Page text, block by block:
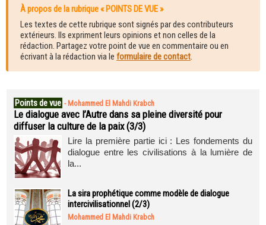
À propos de la rubrique « POINTS DE VUE »
Les textes de cette rubrique sont signés par des contributeurs
extérieurs. Ils expriment leurs opinions et non celles de la
rédaction. Partagez votre point de vue en commentaire ou en
écrivant à la rédaction via le formulaire de contact.
Points de vue - Mohammed El Mahdi Krabch
Le dialogue avec l’Autre dans sa pleine diversité pour
diffuser la culture de la paix (3/3)
Lire la première partie ici : Les fondements du
dialogue entre les civilisations à la lumière de
la...
La sira prophétique comme modèle de dialogue
intercivilisationnel (2/3)
Mohammed El Mahdi Krabch